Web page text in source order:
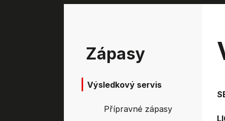
Zápasy
Výsledkový servis
Přípravné zápasy